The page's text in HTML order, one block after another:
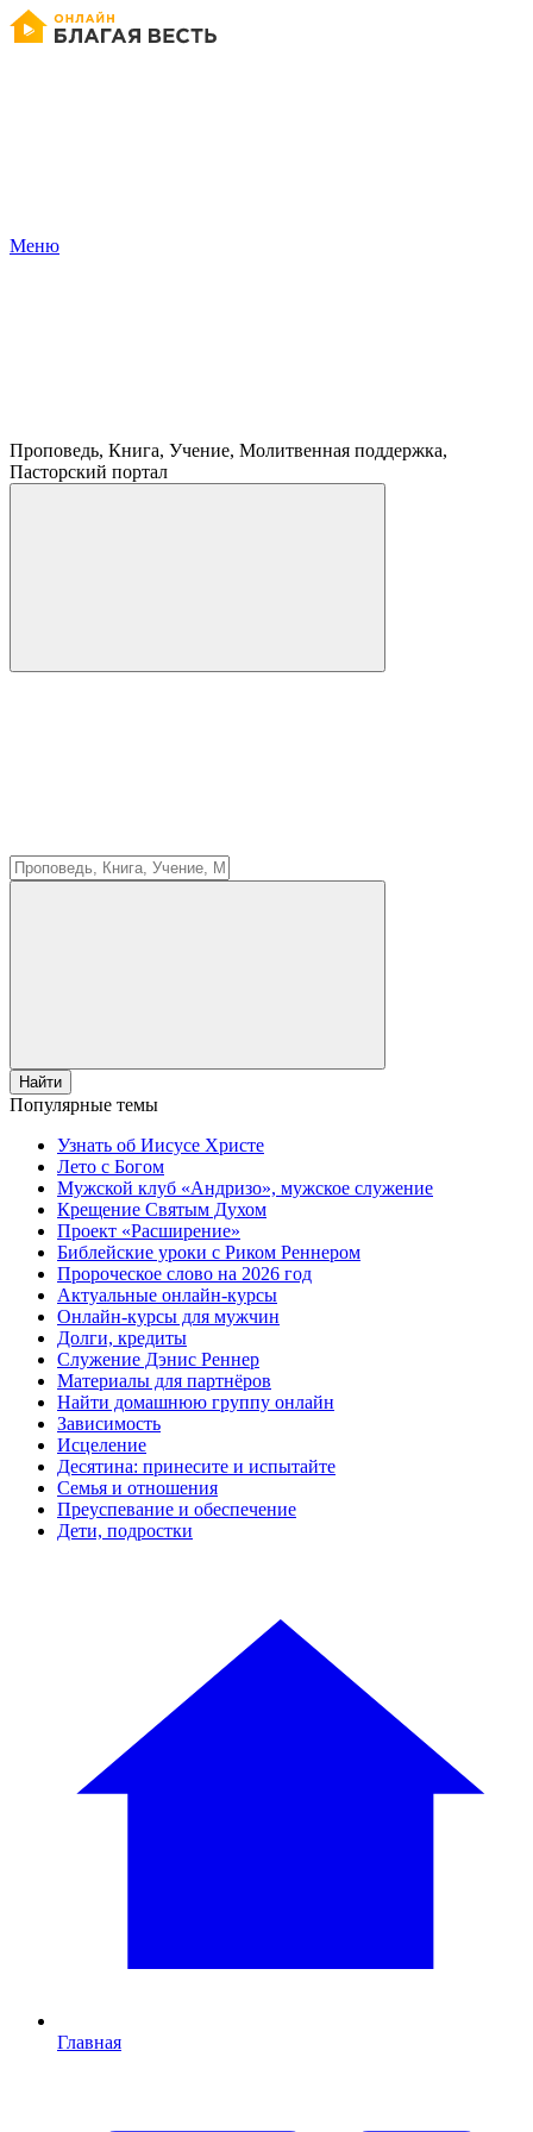
Меню
Проповедь, Книга, Учение, Молитвенная поддержка,
Пасторский портал
Найти
Популярные темы
Узнать об Иисусе Христе
Лето с Богом
Мужской клуб «Андризо», мужское служение
Крещение Святым Духом
Проект «Расширение»
Библейские уроки с Риком Реннером
Пророческое слово на 2026 год
Актуальные онлайн-курсы
Онлайн-курсы для мужчин
Долги, кредиты
Служение Дэнис Реннер
Материалы для партнёров
Найти домашнюю группу онлайн
Зависимость
Исцеление
Десятина: принесите и испытайте
Семья и отношения
Преуспевание и обеспечение
Дети, подростки
Главная